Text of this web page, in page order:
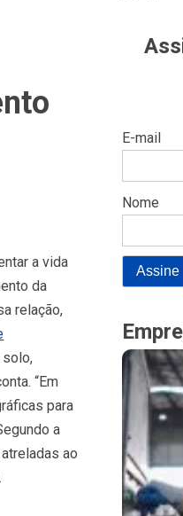
a vida
da
relação,
solo,
“Em
para
a
ao
E-mail
Nome